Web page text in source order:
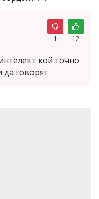
1 12
кой точно
да говорят